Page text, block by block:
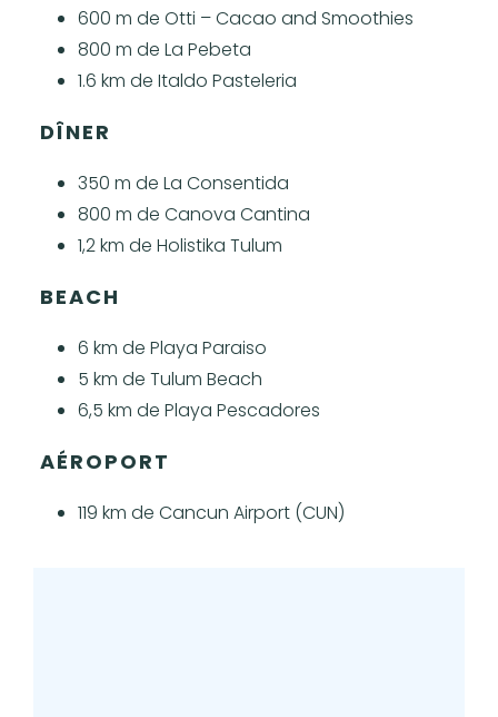
600 m de Otti – Cacao and Smoothies
800 m de La Pebeta
1.6 km de Italdo Pasteleria
DÎNER
350 m de La Consentida
800 m de Canova Cantina
1,2 km de Holistika Tulum
BEACH
6 km de Playa Paraiso
5 km de Tulum Beach
6,5 km de Playa Pescadores
AÉROPORT
119 km de Cancun Airport (CUN)